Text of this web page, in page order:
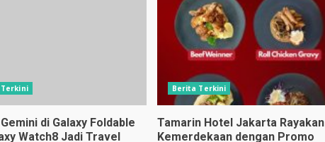
di Galaxy Foldable
Watch8 Jadi Travel
Berita Terkini
Tamarin Hotel Jakarta Rayakan
Kemerdekaan dengan Promo